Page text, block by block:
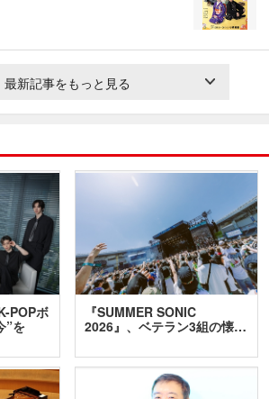
最新記事をもっと見る
POPボ
”を
『SUMMER SONIC
2026』、ベテラン3組の懐…